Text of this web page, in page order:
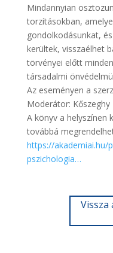
Mindannyian
torzításokban,
gondolkodásunkat,
kerültek, visszaélhet
törvényei előtt
társadalmi
Az eseményen a
Moderátor: Kőszeghy
A könyv a helyszínen
továbbá
https://akademiai.hu/
pszichologia…